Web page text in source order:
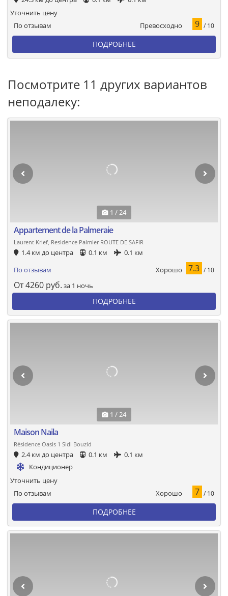
По отзывам Превосходно 9 / 10
Уточнить цену
ПОДРОБНЕЕ
Посмотрите 11 других вариантов
неподалеку:
1 / 24
Appartement de la Palmeraie
Laurent Krief, Residence Palmier ROUTE DE SAFIR
1.4 км до центра 0.1 км
0.1 км
По отзывам
Хорошо 7.3 / 10
От4260 руб. за 1 ночь
ПОДРОБНЕЕ
1 / 24
Maison Naila
Résidence Oasis 1 Sidi Bouzid
2.4 км до центра 0.1 км
0.1 км
Кондиционер
По отзывам Хорошо 7 / 10
Уточнить цену
ПОДРОБНЕЕ